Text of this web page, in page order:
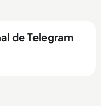
de Telegram